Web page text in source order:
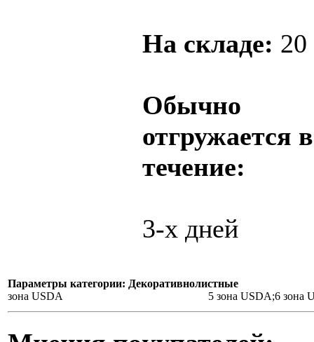
На складе: 20
Обычно
отгружается в
течение:
3-х дней
Параметры категории: Декоративнолистные
зона USDA
5 зона USDA;6 зона